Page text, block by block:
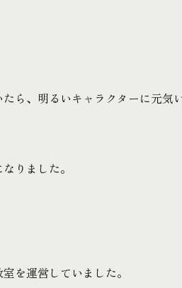
ら、明るいキャラクターに元気
りました。
を運営していました。